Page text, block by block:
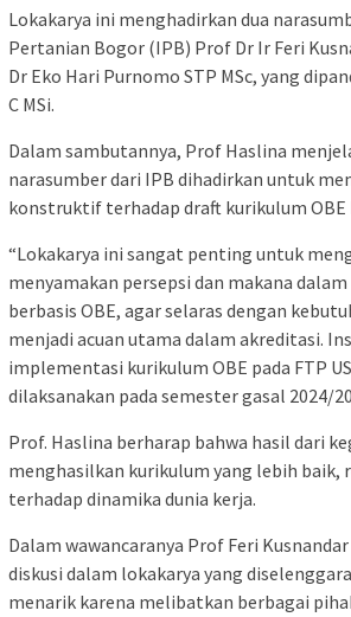
Lokakarya ini menghadirkan dua
Pertanian Bogor (IPB) Prof Dr Ir Feri
Dr Eko Hari Purnomo STP MSc, yang
C MSi.
Dalam sambutannya, Prof Haslina
narasumber dari IPB dihadirkan untuk
konstruktif terhadap draft kurikulum OBE
“Lokakarya ini sangat penting untuk
menyamakan persepsi dan makana
berbasis OBE, agar selaras dengan
menjadi acuan utama dalam akreditasi.
implementasi kurikulum OBE pada FTP
dilaksanakan pada semester gasal 2024/
Prof. Haslina berharap bahwa hasil dari
menghasilkan kurikulum yang lebih baik,
terhadap dinamika dunia kerja.
Dalam wawancaranya Prof Feri
diskusi dalam lokakarya yang
menarik karena melibatkan berbagai